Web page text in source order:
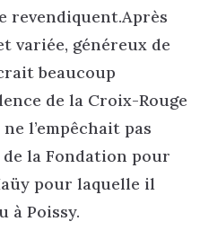
revendiquent.Après
variée, généreux de
beaucoup
de la Croix-Rouge
l’empêchait pas
la Fondation pour
pour laquelle il
à Poissy.